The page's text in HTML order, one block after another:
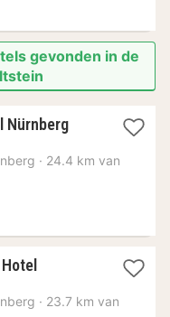
gevonden in de
Nürnberg2
vanaf
· 24.4 km van
1
vanaf
· 23.7 km van